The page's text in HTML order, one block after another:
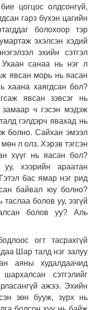
цогцос олдсонгүй,
гарз бүхэн цагийн
болохоор тэр
эхэлсэн хэдий
эхийн сэтгэл
санаа нь нэг л
явсан морь нь яасан
хаана хаягдсан бол?
явсан зэвсэг нь
ч гэсэн мэдэж
гэлдэрч явахад нь
болно. Сайхан эмээл
л олз. Хэрэв тэгсэн
хүүг нь яасан бол?
хээрийн араатан
бас ямар нэг рид
байвал юу болно?
болов уу, эзгүй
болов уу? Аль
огт тасрахгүй
Шар талд нэг залуу
аяны худалдаачид
сэтгэлийг
ажээ. Эхийн
зөн бууж, зүрх нь